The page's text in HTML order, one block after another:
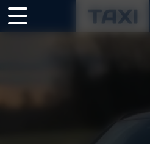
Panneau de gestion des cookies